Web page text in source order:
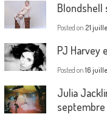
Blondshell
Posted on 21
PJ Harvey
Posted on 16
Julia
septembre